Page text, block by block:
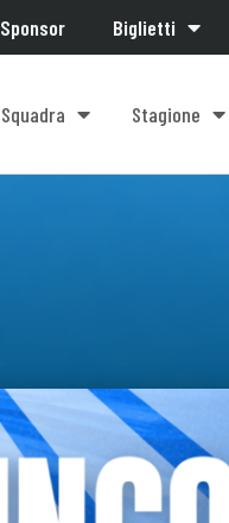
Sponsor Biglietti
Squadra Stagione